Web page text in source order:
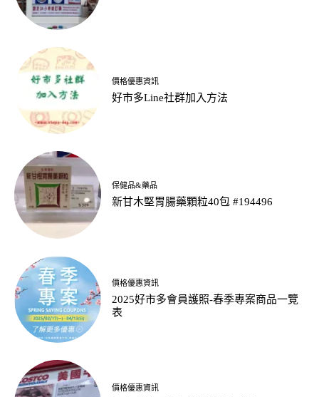
價格優惠資訊
好市多Line社群加入方法
保健品&藥品
新甘木堅胃腸藥顆粒40包 #194496
價格優惠資訊
2025好市多會員護照-春季專案商品一覽
表
價格優惠資訊